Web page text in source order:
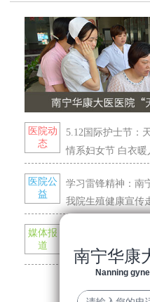
关爱女性 检查优惠活动
医院动
态
5.12国际护士节：
情系妇女节 白衣
医院公
益
学习雷锋精神：南
我院生殖健康宣传
媒体报
道
南宁华康大医医
我院组织无偿献血
南宁华康
Nanning